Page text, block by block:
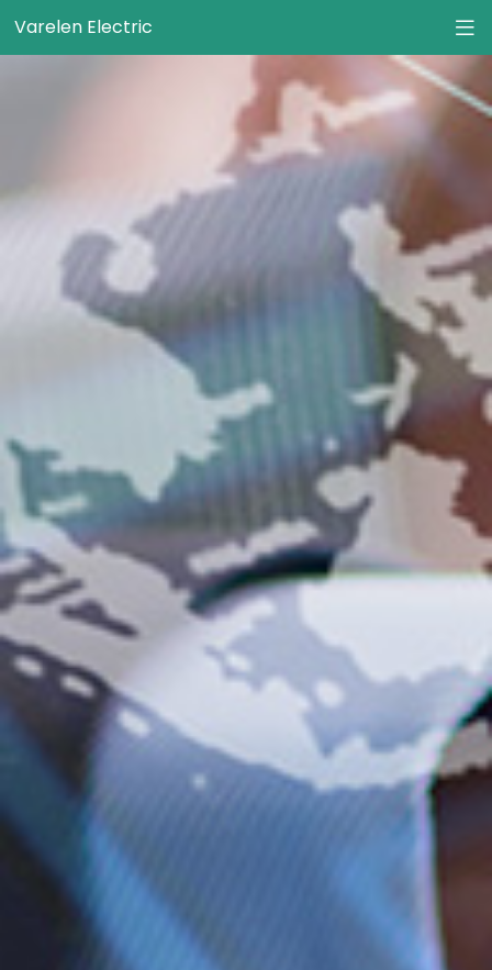
Varelen Electric